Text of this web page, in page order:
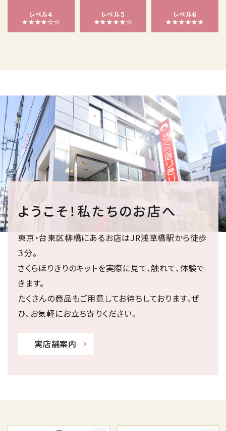
レベル４
★★★★☆☆
レベル５
★★★★★☆
レベル６
★★★★★★
ようこそ！私たちのお店へ
東京・台東区柳橋にあるお店はJR浅草橋駅から徒歩
３分。
さくらほりきりのキットを実際に見て、触れて、体験で
きます。
たくさんの商品もご用意してお待ちしております。ぜ
ひ、お気軽にお立ち寄りください。
実店舗案内